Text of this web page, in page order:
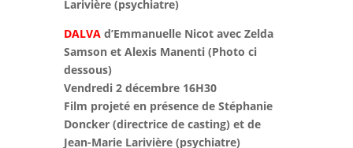
Larivière (psychiatre)
DALVAd’Emmanuelle Nicot avec Zelda
Samson et Alexis Manenti (Photo ci
dessous)
Vendredi 2 décembre 16H30
Film projeté en présence de Stéphanie
Doncker (directrice de casting) et de
Jean-Marie Larivière (psychiatre)